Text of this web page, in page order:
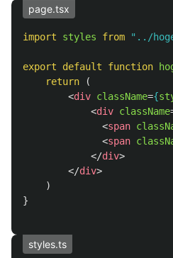
page.tsx
import styles from " ../
export default function
return
(
<div className={
<div className
<span
<span
</div>
</div>
)
}
styles.ts